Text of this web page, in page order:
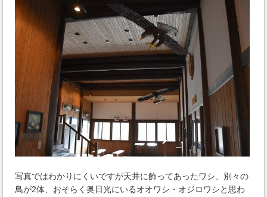
写真ではわかりにくいですが天井に飾ってあったワシ、別々の
鳥が2体、おそらく奥日光にいるオオワシ・オジロワシと思わ